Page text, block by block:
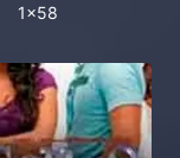
1x58